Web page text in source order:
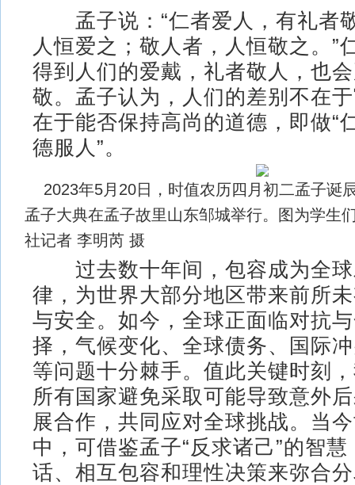
孟子说：“仁者爱人，有礼者
人恒爱之；敬人者，人恒敬之。”
得到人们的爱戴，礼者敬人，也
敬。孟子认为，人们的差别不在
在于能否保持高尚的道德，即做“
德服人”。
2023年5月20日，时值农历四月初二孟子诞
孟子大典在孟子故里山东邹城举行。图为学生
社记者 李明芮 摄
过去数十年间，包容成为全球
律，为世界大部分地区带来前所
与安全。如今，全球正面临对抗
择，气候变化、全球债务、国际
等问题十分棘手。值此关键时刻
所有国家避免采取可能导致意外
展合作，共同应对全球挑战。当
中，可借鉴孟子“反求诸己”的智
话、相互包容和理性决策来弥合